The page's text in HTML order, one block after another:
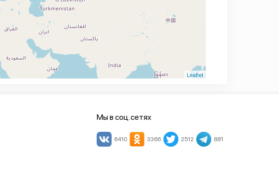
Leaflet
Мы в соц.сетях
6410 3366 2512 881